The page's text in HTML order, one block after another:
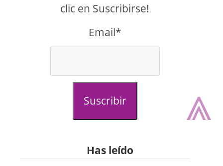
clic en Suscribirse!
Email*
Suscribir
Has leído
⩓